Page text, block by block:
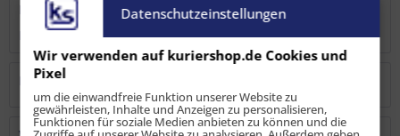
Bewertungen
0
Bewertungen lesen, schreiben und diskutieren...mehr
Hersteller
Datenschutzeinstellungen
Wir verwenden auf kuriershop.de Cookies und
Pixel
um die einwandfreie Funktion unserer Website zu
gewährleisten, Inhalte und Anzeigen zu personalisieren,
Funktionen für soziale Medien anbieten zu können und die